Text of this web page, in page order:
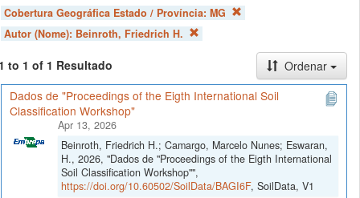
Cobertura Geográfica Estado / Província: MG
Autor (Nome): Beinroth, Friedrich H.
to 1 of 1 Resultado
Ordenar
Dados de "Proceedings of the Eigth International Soil
Classification Workshop"
Apr 13, 2026
Beinroth, Friedrich H.; Camargo, Marcelo Nunes; Eswaran,
H., 2026, "Dados de "Proceedings of the Eigth International
Soil Classification Workshop"",
https://doi.org/10.60502/SoilData/BAGI6F, SoilData, V1